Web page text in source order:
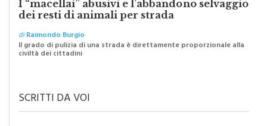
I “macellai” abusivi e l’abbandono selvaggio
dei resti di animali per strada
diRaimondo Burgio
SCRITTI DA VOI